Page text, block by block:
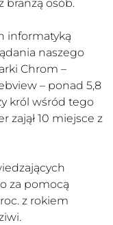
branżą osób.
informatyką
naszego
Chrom –
– ponad 5,8
król wśród tego
zajął 10 miejsce z
za pomocą
z rokiem